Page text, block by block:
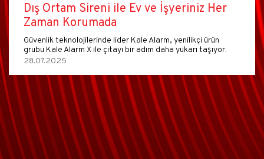
Dış Ortam Sireni ile Ev ve İşyeriniz Her
Zaman Korumada
Güvenlik teknolojilerinde lider Kale Alarm, yenilikçi ürün
grubu Kale Alarm X ile çıtayı bir adım daha yukarı taşıyor.
28.07.2025